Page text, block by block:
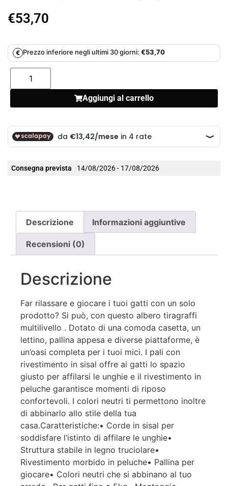
€53,70
€ Prezzo inferiore negli ultimi 30 giorni: €53,70
Aggiungi al carrello
Consegna prevista 14/08/2026 - 17/08/2026
Descrizione Informazioni aggiuntive
Recensioni (0)
Descrizione
Far rilassare e giocare i tuoi gatti con un solo
prodotto? Si può, con questo albero tiragraffi
multilivello . Dotato di una comoda casetta, un
lettino, pallina appesa e diverse piattaforme, è
un’oasi completa per i tuoi mici. I pali con
rivestimento in sisal offre ai gatti lo spazio
giusto per affilarsi le unghie e il rivestimento in
peluche garantisce momenti di riposo
confortevoli. I colori neutri ti permettono inoltre
di abbinarlo allo stile della tua
casa.Caratteristiche:• Corde in sisal per
soddisfare l’istinto di affilare le unghie•
Struttura stabile in legno truciolare•
Rivestimento morbido in peluche• Pallina per
giocare• Colori neutri che si abbinano al tuo